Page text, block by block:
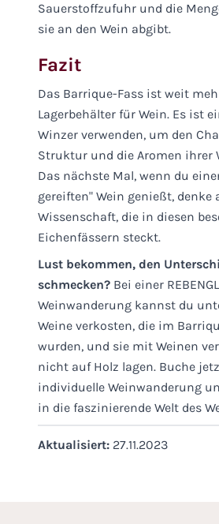
Sauerstoffzufuhr und die
sie an den Wein abgibt.
Fazit
Das Barrique-Fass ist weit
Lagerbehälter für Wein. Es ist
Winzer verwenden, um den
Struktur und die Aromen ihrer
Das nächste Mal, wenn du
gereiften" Wein genießt, denke
Wissenschaft, die in diesen
Eichenfässern steckt.
Lust bekommen, den
schmecken? Bei einer
Weinwanderung kannst du
Weine verkosten, die im
wurden, und sie mit Weinen
nicht auf Holz lagen. Buche
individuelle Weinwanderung
in die faszinierende Welt des
Aktualisiert: 27.11.2023